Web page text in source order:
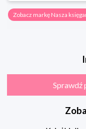
Zobacz markę Nasza
Sprawdź